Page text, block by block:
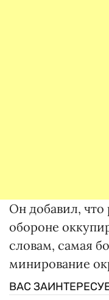
Он добавил, что
обороне
словам, самая
минирование
ВАС